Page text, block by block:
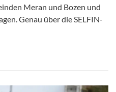
Meran und Bozen und
Genau über die SELFIN-